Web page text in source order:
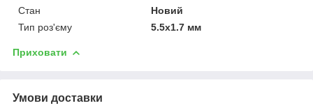
Стан
Новий
Тип роз'єму
5.5x1.7 мм
Приховати
Умови доставки